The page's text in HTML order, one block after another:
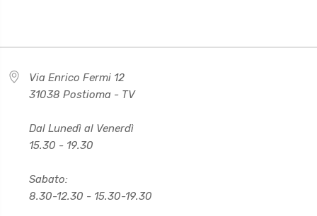
Via Enrico Fermi 12
31038 Postioma - TV
Dal Lunedì al Venerdì
15.30 - 19.30
Sabato:
8.30-12.30 - 15.30-19.30